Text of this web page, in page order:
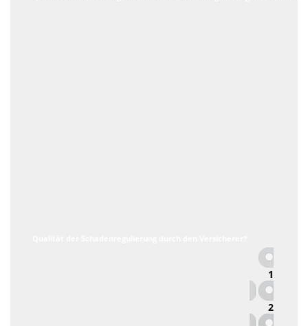
1
2